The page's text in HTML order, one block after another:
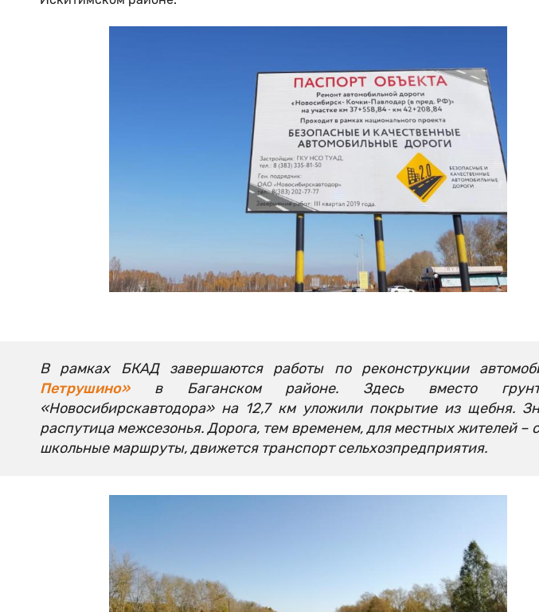
В рамках БКАД завершаются работы по реконструкции
Петрушино»
в Баганском районе. Здесь вместо
«Новосибирскавтодора» на 12,7 км уложили покрытие из щебня.
распутица межсезонья. Дорога, тем временем, для местных жителей –
школьные маршруты, движется транспорт сельхозпредприятия.